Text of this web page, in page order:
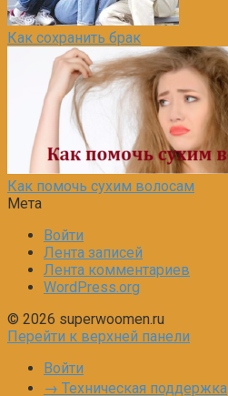
Как сохранить брак
Как помочь сухим волосам
Мета
Войти
Лента записей
Лента комментариев
WordPress.org
© 2026 superwoomen.ru
Перейти к верхней панели
Войти
→ Техническая поддержка